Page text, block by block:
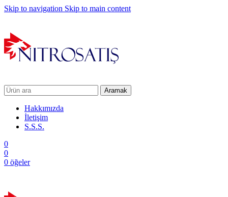
Skip to navigation Skip to main content
Aramak
Hakkımızda
İletişim
S.S.S.
0
0
0 öğeler